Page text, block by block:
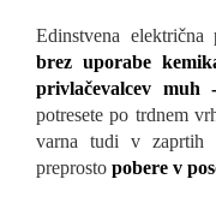
Edinstvena
brez uporabe
privlačevalcev
potresete po trdnem
varna tudi v zaprtih
preprosto pobere v